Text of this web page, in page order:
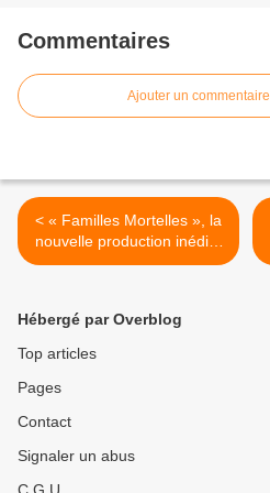
Commentaires
Ajouter un commentaire
< « Familles Mortelles », la
nouvelle production inédite
de 6ter !
Hébergé par Overblog
Top articles
Pages
Contact
Signaler un abus